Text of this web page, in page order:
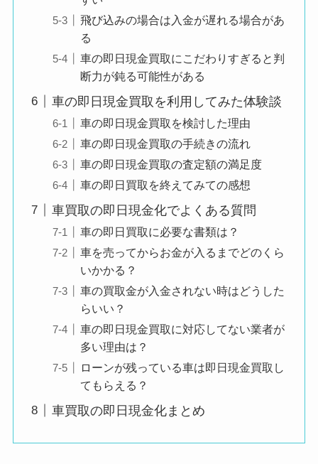
飛び込みの場合は入金が遅れる場合があ
る
車の即日現金買取にこだわりすぎると判
断力が鈍る可能性がある
車の即日現金買取を利用してみた体験談
車の即日現金買取を検討した理由
車の即日現金買取の手続きの流れ
車の即日現金買取の査定額の満足度
車の即日買取を終えてみての感想
車買取の即日現金化でよくある質問
車の即日買取に必要な書類は？
車を売ってからお金が入るまでどのくら
いかかる？
車の買取金が入金されない時はどうした
らいい？
車の即日現金買取に対応してない業者が
多い理由は？
ローンが残っている車は即日現金買取し
てもらえる？
車買取の即日現金化まとめ